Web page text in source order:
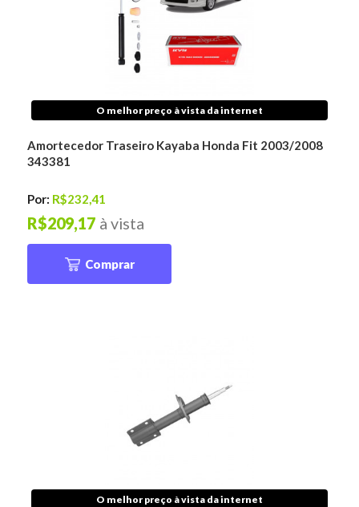
O melhor preço à vista da internet
Amortecedor Traseiro Kayaba Honda Fit 2003/2008
343381
Por: R$232,41
à vista
R$209,17
Comprar
O melhor preço à vista da internet